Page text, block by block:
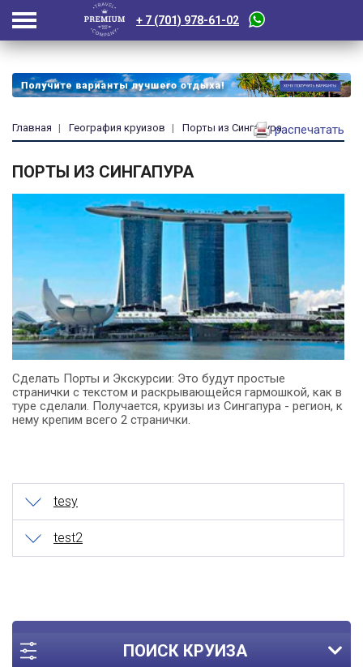
+ 7 (701) 978-61-02
ПОИСК КРУИЗА
Главная География круизов Порты из Сингапурараспечатать
ПОРТЫ ИЗ СИНГАПУРА
Сделать Порты и Экскурсии: Это будут простые
странички с текстом и раскрывающейся гармошкой, как в
туре сделали. Получается, круизы из Сингапура - регион, к
нему крепим всего 2 странички.
tesy
test2